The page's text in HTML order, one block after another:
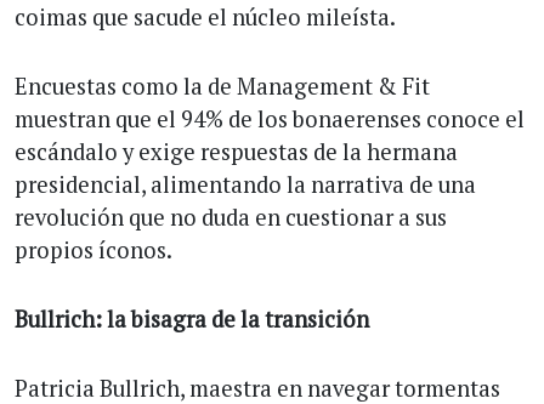
coimas que sacude el núcleo mileísta.
Encuestas como la de Management & Fit
muestran que el 94% de los bonaerenses conoce el
escándalo y exige respuestas de la hermana
presidencial, alimentando la narrativa de una
revolución que no duda en cuestionar a sus
propios íconos.
Bullrich: la bisagra de la transición
Patricia Bullrich, maestra en navegar tormentas